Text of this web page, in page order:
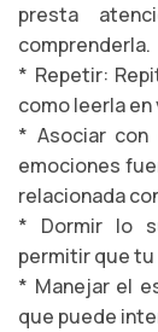
presta
comprenderla.
* Repetir:
como leerla
* Asociar con
emociones
relacionada
* Dormir lo
permitir que
* Manejar el
que puede